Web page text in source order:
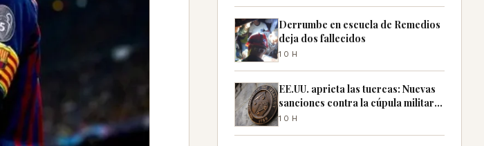
Derrumbe en escuela de Remedios
deja dos fallecidos
10H
EE.UU. aprieta las tuercas: Nuevas
sanciones contra la cúpula militar
de Cuba
10H